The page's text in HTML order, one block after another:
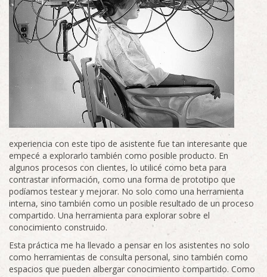
experiencia con este tipo de asistente fue tan interesante que
empecé a explorarlo también como posible producto. En
algunos procesos con clientes, lo utilicé como beta para
contrastar información, como una forma de prototipo que
podíamos testear y mejorar. No solo como una herramienta
interna, sino también como un posible resultado de un proceso
compartido. Una herramienta para explorar sobre el
conocimiento construido.
Esta práctica me ha llevado a pensar en los asistentes no solo
como herramientas de consulta personal, sino también como
espacios que pueden albergar conocimiento compartido. Como